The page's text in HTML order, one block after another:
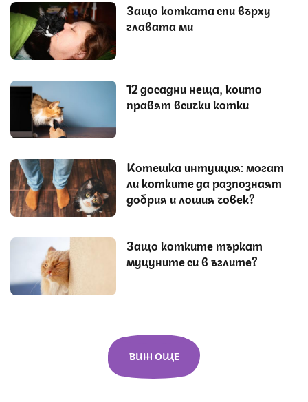
Защо котката спи върху
главата ми
12 досадни неща, които
правят всички котки
Котешка интуиция: могат
ли котките да разпознаят
добрия и лошия човек?
Защо котките търкат
муцуните си в ъглите?
ВИЖ ОЩЕ